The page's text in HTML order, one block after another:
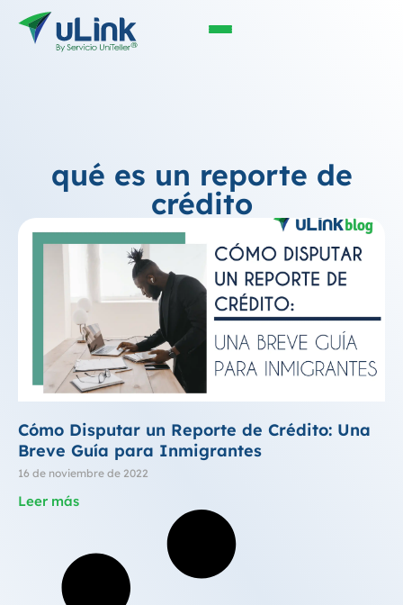
qué es un reporte de
crédito
Cómo Disputar un Reporte de Crédito: Una
Breve Guía para Inmigrantes
16 de noviembre de 2022
Leer más